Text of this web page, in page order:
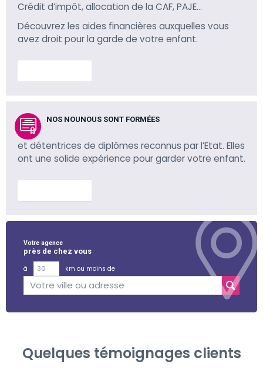
Crédit d’impôt, allocation de la CAF, PAJE…
Découvrez les aides financières auxquelles vous
avez droit pour la garde de votre enfant.
NOS NOUNOUS SONT FORMÉES
et détentrices de diplômes reconnus par l’Etat. Elles
ont une solide expérience pour garder votre enfant.
Votre agence
près de chez vous
à
km ou moins de
Quelques témoignages clients